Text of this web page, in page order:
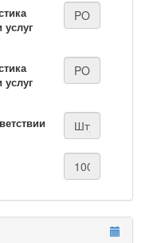
услуг
услуг